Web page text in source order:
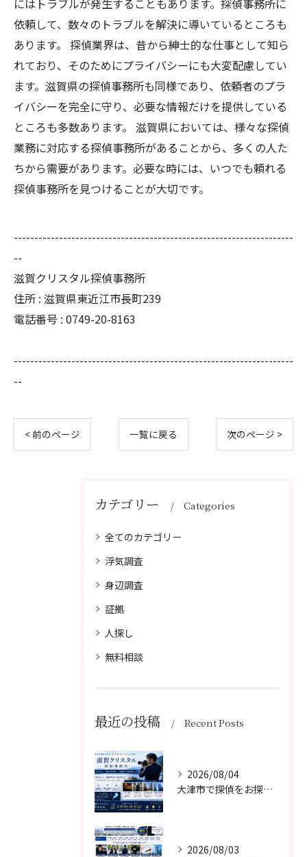
にはトラブルが発生することもあります。探偵事務所に
依頼して、数々のトラブルを解決に導いているところも
あります。 探偵業界は、昔から紳士的な仕事として知ら
れており、そのためにプライバシーにも大変配慮してい
ます。滋賀県の探偵事務所も同様であり、依頼者のプラ
イバシーを完全に守り、必要な情報だけを提供している
ところも多数あります。 滋賀県においては、様々な探偵
業務に対応する探偵事務所があることから、多くの人た
ちから需要があります。必要な時には、いつでも頼れる
探偵事務所を見つけることが大切です。
--------------------------------------------------------------------
--
滋賀クリスタル探偵事務所
住所 : 滋賀県東近江市長町239
電話番号 : 0749-20-8163
--------------------------------------------------------------------
--
< 前のページ 一覧に戻る 次のページ >
カテゴリー Categories
全てのカテゴリー
浮気調査
身辺調査
証拠
人探し
無料相談
最近の投稿 Recent Posts
2026/08/04
大津市で探偵をお探しなら滋賀クリスタル探偵事務所｜浮気調査・不倫調査・素行調査・人探しに対応
2026/08/03